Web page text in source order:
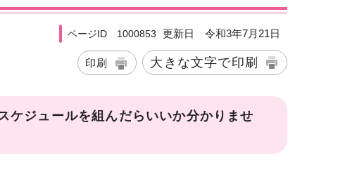
ページID 1000853 更新日 令和3年7月21日
印刷 大きな文字で印刷
ケジュールを組んだらいいか分かりませ